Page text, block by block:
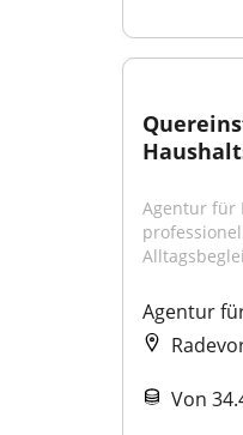
Agentur für
Agentur
Von